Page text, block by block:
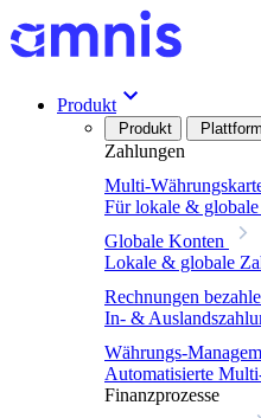
Produkt
Produkt Plattform
Zahlungen
Multi-
Für lokale & globale
Globale Konten
Lokale & globale
Rechnungen
In- &
Währungs-
Automatisierte
Finanzprozesse